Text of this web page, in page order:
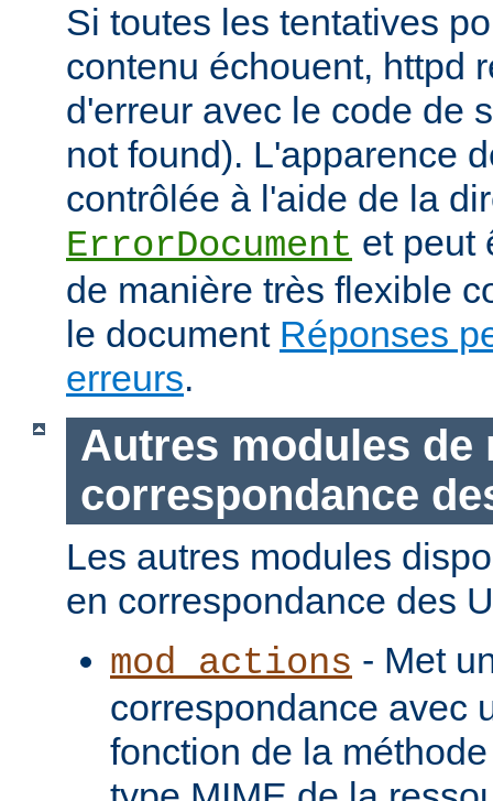
Si toutes les tentatives
contenu échouent, httpd
d'erreur avec le code de
not found). L'apparence
contrôlée à l'aide de la
ErrorDocument et peut
de manière très flexible
le document Réponses
erreurs.
Autres modules de
correspondance
Les autres modules
en correspondance des
mod_actions - Met
correspondance avec
fonction de la